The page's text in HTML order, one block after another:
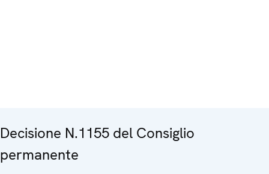
Decisione N.1155 del Consiglio
permanente